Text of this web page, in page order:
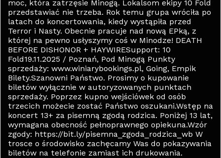
moc, która zatrzęsie Minogą. Lokalsom ekipy 10 Fold
przedstawiać nie trzeba. Rok temu grupa wróciła po
latach do koncertowania, kiedy wystąpiła przed
Terror i Nasty. Obecnie pracuje nad nową EPką, z
której na pewno usłyszymy coś w Minodze! DEATH
BEFORE DISHONOR + HAYWIRESupport: 10
Fold19.11.2025 / Poznań, Pod Minogą Punkty
sprzedaży: www.winiarybookings.pl, Going, Empik
Bilety.Szanowni Państwo. Prosimy o kupowanie
biletów wyłącznie w autoryzowanych punktach
sprzedaży. Poprzez kupno wejściówek od osób
trzecich możecie zostać Państwo oszukani.Wstęp na
koncert 13+ za pisemną zgodą rodzica. Poniżej 13 lat,
wymagana obecność pełnoprawnego opiekuna.Wzór
zgody: https://bit.ly/pisemna_zgoda_rodzica_wb W
trosce o środowisko zachęcamy Was do pokazywania
biletów na telefonie zamiast ich drukowania.